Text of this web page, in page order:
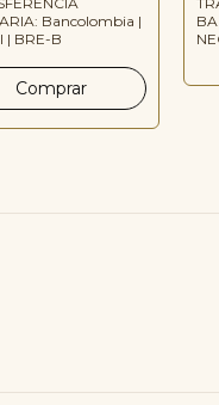
Bancolombia |
| BRE-B